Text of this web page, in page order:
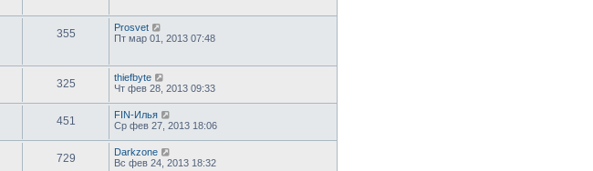
355
Prosvet
Пт мар 01, 2013 07:48
325
thiefbyte
Чт фев 28, 2013 09:33
451
FIN-Илья
Ср фев 27, 2013 18:06
729
Darkzone
Вс фев 24, 2013 18:32